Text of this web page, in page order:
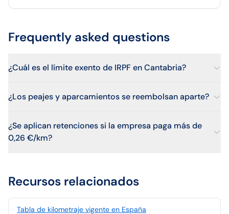
Frequently asked questions
¿Cuál es el límite exento de IRPF en Cantabria?
¿Los peajes y aparcamientos se reembolsan aparte?
¿Se aplican retenciones si la empresa paga más de
0,26 €/km?
Recursos relacionados
Tabla de kilometraje vigente en España